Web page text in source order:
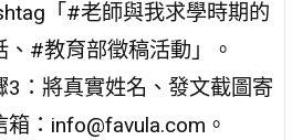
「#老師與我求學時期的
、#教育部徵稿活動」。
3：將真實姓名、發文截圖寄
箱：info@favula.com。